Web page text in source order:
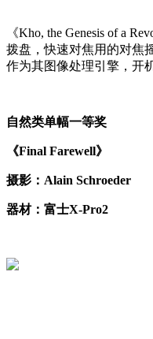
《Kho, the Genesis of a
拨盘，快速对焦用的对焦
作为其图像处理引擎，开
自然类单幅一等奖
《Final Farewell》
摄影：Alain Schroeder
器材：富士X-Pro2